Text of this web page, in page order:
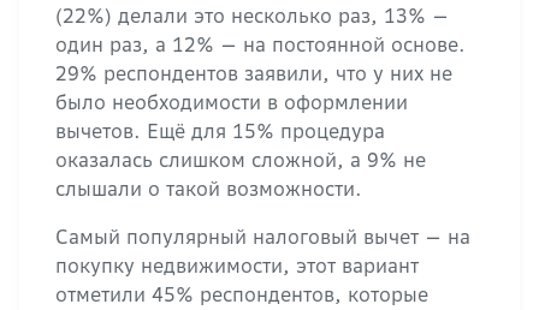
(22%) делали это несколько раз, 13% —
один раз, а 12% — на постоянной основе.
29% респондентов заявили, что у них не
было необходимости в оформлении
вычетов. Ещё для 15% процедура
оказалась слишком сложной, а 9% не
слышали о такой возможности.
Самый популярный налоговый вычет — на
покупку недвижимости, этот вариант
отметили 45% респондентов, которые